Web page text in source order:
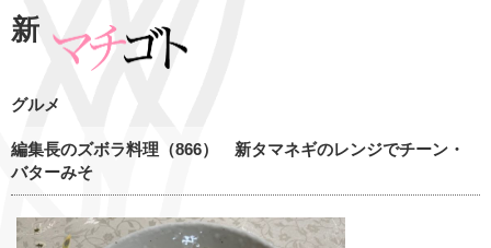
新
グルメ
編集長のズボラ料理（866） 新タマネギのレンジでチーン・
バターみそ